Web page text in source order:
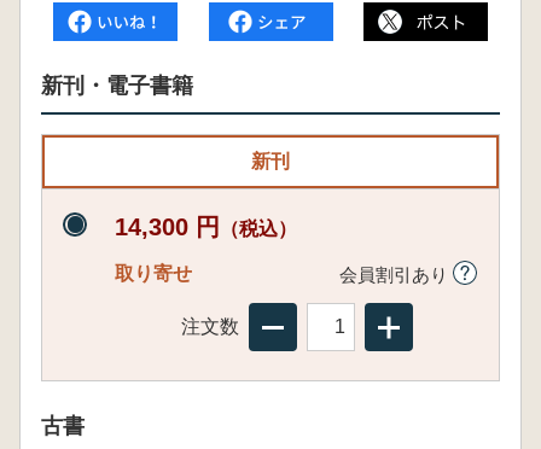
新刊・電子書籍
新刊
14,300 円 （税込）
取り寄せ 会員割引あり
注文数
古書